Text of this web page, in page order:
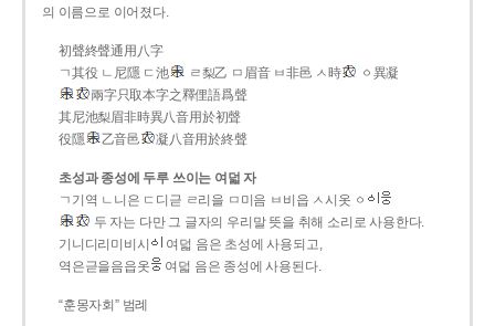
의 이름으로 이어졌다.
初聲終聲通用八字
ㄱ其役 ㄴ尼隱 ㄷ池
ㄹ梨乙 ㅁ眉音 ㅂ非邑 ㅅ時
ㆁ異凝
兩字只取本字之釋俚語爲聲
其尼池梨眉非時異八音用於初聲
役隱
乙音邑 凝八音用於終聲
초성과 종성에 두루 쓰이는 여덟 자
ㄱ기역 ㄴ니은 ㄷ디귿 ㄹ리을 ㅁ미음 ㅂ비읍 ㅅ시옷 ㆁ
두 자는 다만 그 글자의 우리말 뜻을 취해 소리로 사용한다.
기니디리미비시
여덟 음은 초성에 사용되고,
역은귿을음읍옷
여덟 음은 종성에 사용된다.
“훈몽자회” 범례